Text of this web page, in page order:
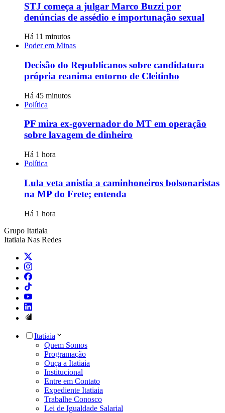
STJ começa a julgar Marco Buzzi por
denúncias de assédio e importunação sexual
Há 11 minutos
Poder em Minas
Decisão do Republicanos sobre candidatura
própria reanima entorno de Cleitinho
Há 45 minutos
Política
PF mira ex-governador do MT em operação
sobre lavagem de dinheiro
Há 1 hora
Política
Lula veta anistia a caminhoneiros bolsonaristas
na MP do Frete; entenda
Há 1 hora
Grupo Itatiaia
Itatiaia Nas Redes
Itatiaia
Quem Somos
Programação
Ouça a Itatiaia
Institucional
Entre em Contato
Expediente Itatiaia
Trabalhe Conosco
Lei de Igualdade Salarial